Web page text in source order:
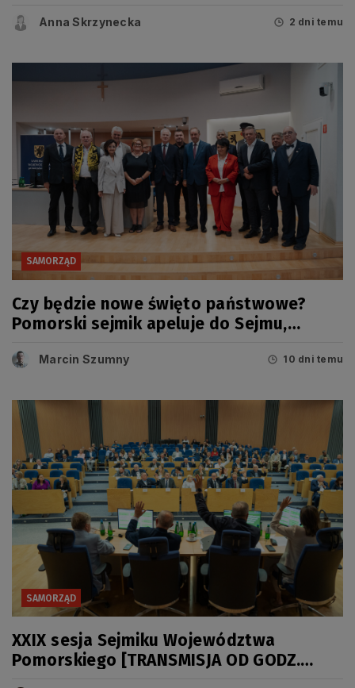
Anna Skrzynecka 2 dni temu
SAMORZĄD
Czy będzie nowe święto państwowe?
Pomorski sejmik apeluje do Sejmu,
Marcin Szumny 10 dni temu
SAMORZĄD
XXIX sesja Sejmiku Województwa
Pomorskiego [TRANSMISJA OD GODZ.